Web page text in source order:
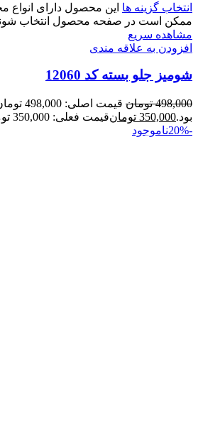
انتخاب گزینه ها این محصول دارای انواع
ممکن است در صفحه محصول انتخاب
مشاهده سریع
افزودن به علاقه مندی
شومیز جلو بسته کد 12060
498,000 تومان
قیمت اصلی: 498,000
بود.350,000 تومانقیمت فعلی: 350,000 تومان.
-20%
ناموجود